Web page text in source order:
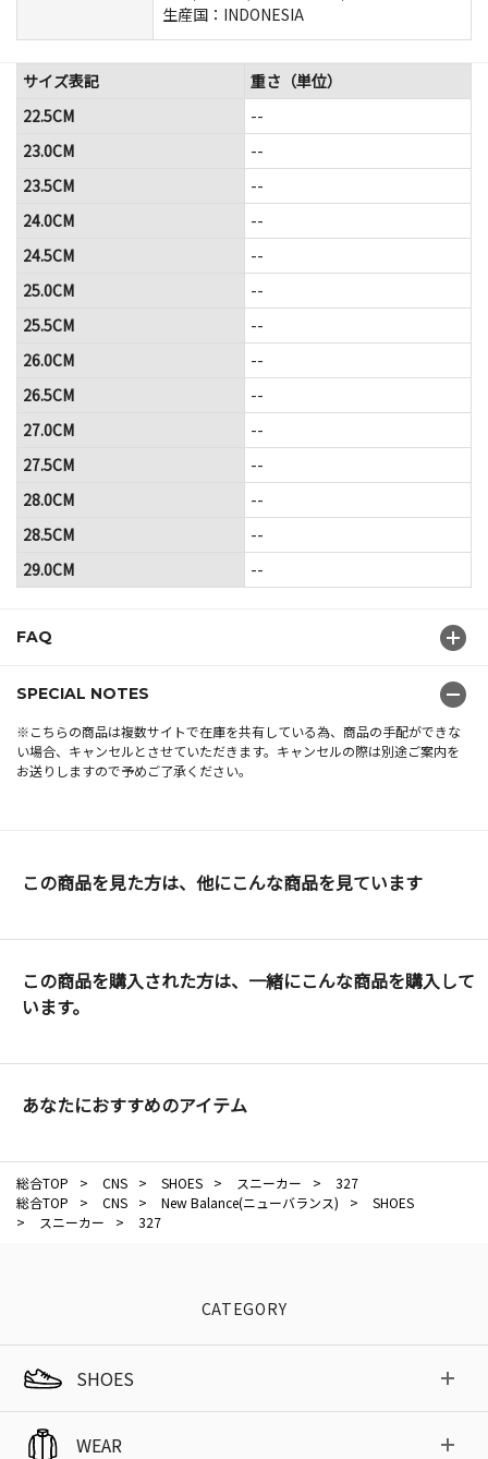
生産国：INDONESIA
FAQ
SPECIAL NOTES
※こちらの商品は複数サイトで在庫を共有している為、商品の手配ができな
い場合、キャンセルとさせていただきます。キャンセルの際は別途ご案内を
お送りしますので予めご了承ください。
サイズ表記
重さ（単位）
22.5CM
--
23.0CM
--
23.5CM
--
24.0CM
--
24.5CM
--
25.0CM
--
25.5CM
--
26.0CM
--
26.5CM
--
27.0CM
--
27.5CM
--
28.0CM
--
28.5CM
--
29.0CM
--
この商品を見た方は、他にこんな商品を見ています
この商品を購入された方は、一緒にこんな商品を購入して
います。
あなたにおすすめのアイテム
総合TOP > CNS > SHOES > スニーカー >
327
総合TOP
> CNS > New Balance(ニューバランス) >
SHOES
>
スニーカー > 327
CATEGORY
SHOES
WEAR